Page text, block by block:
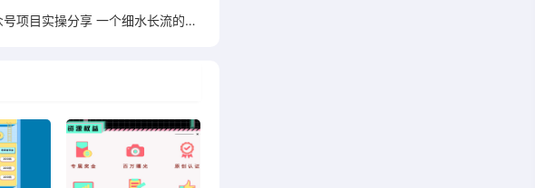
本地房产公众号项目实操分享 一个细水长流的暴利行业